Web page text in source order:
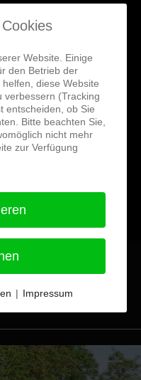
FZG-Daten
Website. Einige
den Betrieb der
diese Website
verbessern (Tracking
entscheiden, ob Sie
Bitte beachten Sie,
nicht mehr
zur Verfügung
| Impressum